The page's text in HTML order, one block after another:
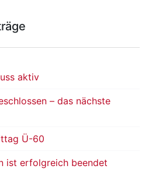
aktiv
– das nächste
Ü-60
ist erfolgreich beendet